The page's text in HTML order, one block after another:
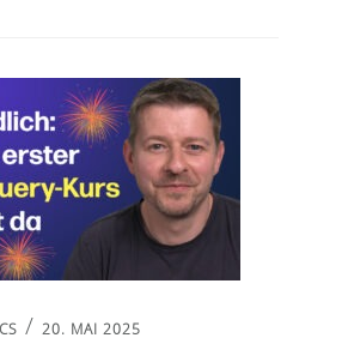
/20. MAI 2025